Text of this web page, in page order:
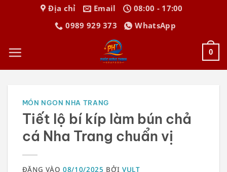
dung
Địa chỉ Email
08:00 - 17:00
0989 929 373
WhatsApp
0
MÓN NGON NHA TRANG
Tiết lộ bí kíp làm bún chả
cá Nha Trang chuẩn vị
ĐĂNG VÀO 08/10/2025 BỞI VULT